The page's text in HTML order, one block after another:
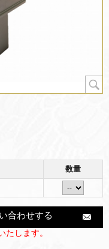
数量
合わせする
します。